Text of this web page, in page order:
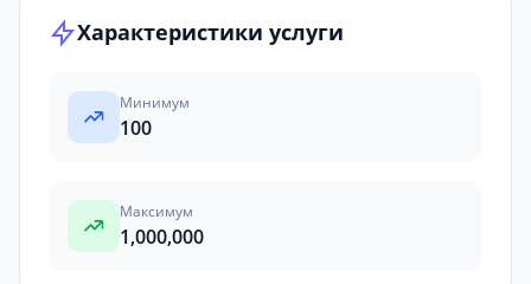
Характеристики услуги
Минимум
100
Максимум
1,000,000